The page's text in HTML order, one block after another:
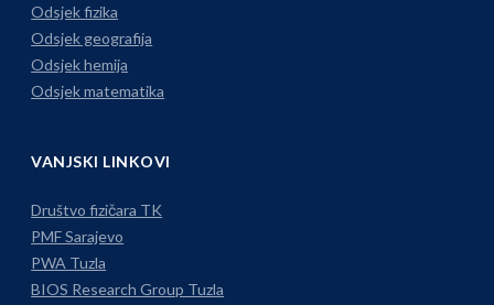
Odsjek fizika
Odsjek geografija
Odsjek hemija
Odsjek matematika
VANJSKI LINKOVI
Društvo fizičara TK
PMF Sarajevo
PWA Tuzla
BIOS Research Group Tuzla